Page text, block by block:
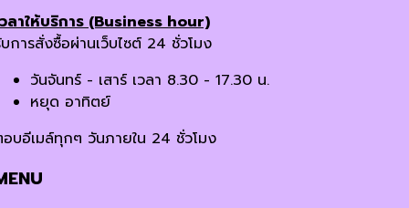
ลาให้บริการ (Business hour)
การสั่งซื้อผ่านเว็บไซต์ 24 ชั่วโมง
วันจันทร์ - เสาร์ เวลา 8.30 - 17.30 น.
หยุด อาทิตย์
บอีเมล์ทุกๆ วันภายใน 24 ชั่วโมง